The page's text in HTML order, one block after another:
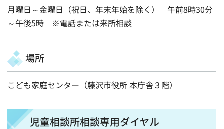
月曜日～金曜日（祝日、年末年始を除く） 午前8時30分
～午後5時 ※電話または来所相談
場所
こども家庭センター（藤沢市役所 本庁舎３階）
児童相談所相談専用ダイヤル